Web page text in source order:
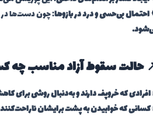
احتمال بی‌حسی و درد در بازوها: چون دست‌ها در
حالت سقوط آزاد مناسب چه
افرادی که خروپف دارند و به‌دنبال روشی برای
کسانی که خوابیدن به پشت برایشان